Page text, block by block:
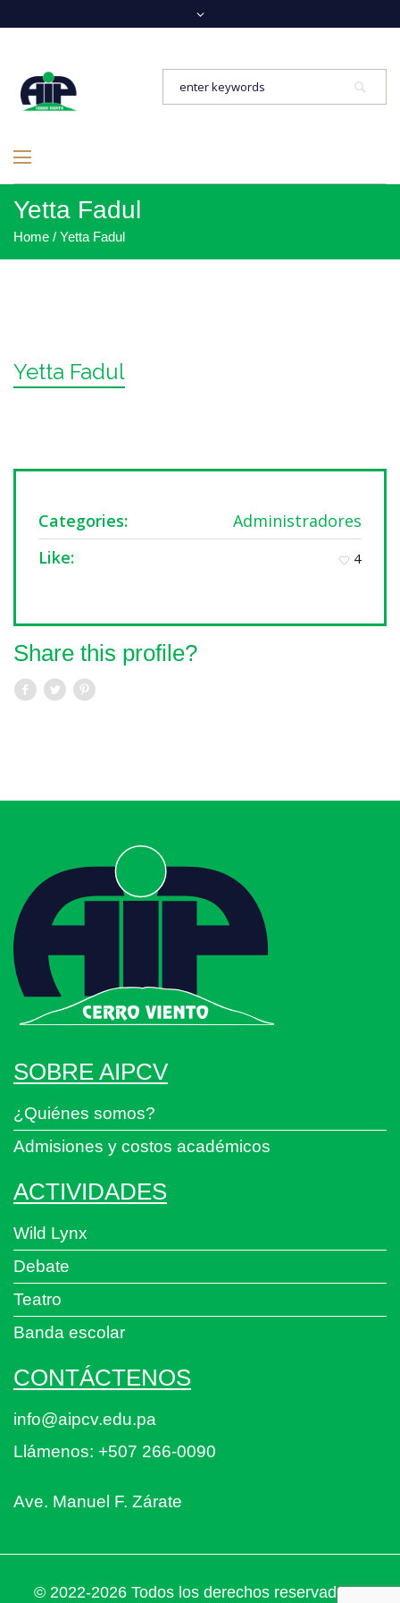
Yetta Fadul
Home / Yetta Fadul
Yetta Fadul
Categories:
Administradores
Like:
4
Share this profile?
SOBRE AIPCV
¿Quiénes somos?
Admisiones y costos académicos
ACTIVIDADES
Wild Lynx
Debate
Teatro
Banda escolar
CONTÁCTENOS
info@aipcv.edu.pa
Llámenos: +507 266-0090
Ave. Manuel F. Zárate
© 2022-2026 Todos los derechos reservados a